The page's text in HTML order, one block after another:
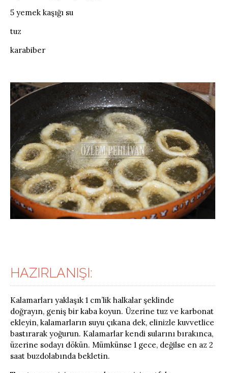
5 yemek kaşığı su
tuz
karabiber
HAZIRLANIŞI:
Kalamarları yaklaşık 1 cm’lik halkalar şeklinde
doğrayın, geniş bir kaba koyun. Üzerine tuz ve karbonat
ekleyin, kalamarların suyu çıkana dek, elinizle kuvvetlice
bastırarak yoğurun. Kalamarlar kendi sularını bırakınca,
üzerine sodayı dökün. Mümkünse 1 gece, değilse en az 2
saat buzdolabında bekletin.